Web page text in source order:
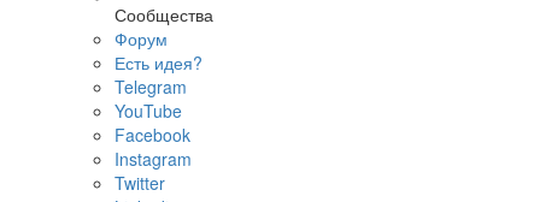
Сообщества
Форум
Есть идея?
Telegram
YouTube
Facebook
Instagram
Twitter